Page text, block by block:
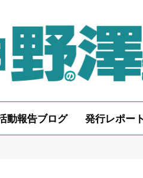
動報告ブログ 発行レポート